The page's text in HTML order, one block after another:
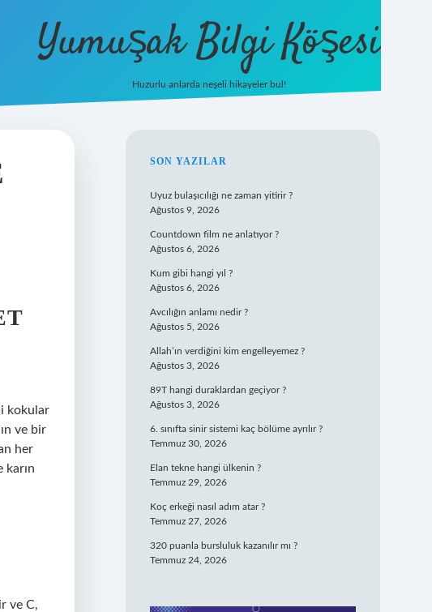
Yumuşak Bilgi Köşesi
Huzurlu anlarda neşeli hikayeler bul!
kokular
ve bir
her
karın
ve C,
SIDEBAR
SON YAZILAR
Uyuz bulaşıcılığı ne zaman yitirir ?
Ağustos 9, 2026
Countdown film ne anlatıyor ?
Ağustos 6, 2026
Kum gibi hangi yıl ?
Ağustos 6, 2026
Avcılığın anlamı nedir ?
Ağustos 5, 2026
Allah’ın verdiğini kim engelleyemez ?
Ağustos 3, 2026
89T hangi duraklardan geçiyor ?
Ağustos 3, 2026
6. sınıfta sinir sistemi kaç bölüme ayrılır ?
Temmuz 30, 2026
Elan tekne hangi ülkenin ?
Temmuz 29, 2026
Koç erkeği nasıl adım atar ?
Temmuz 27, 2026
320 puanla bursluluk kazanılır mı ?
Temmuz 24, 2026